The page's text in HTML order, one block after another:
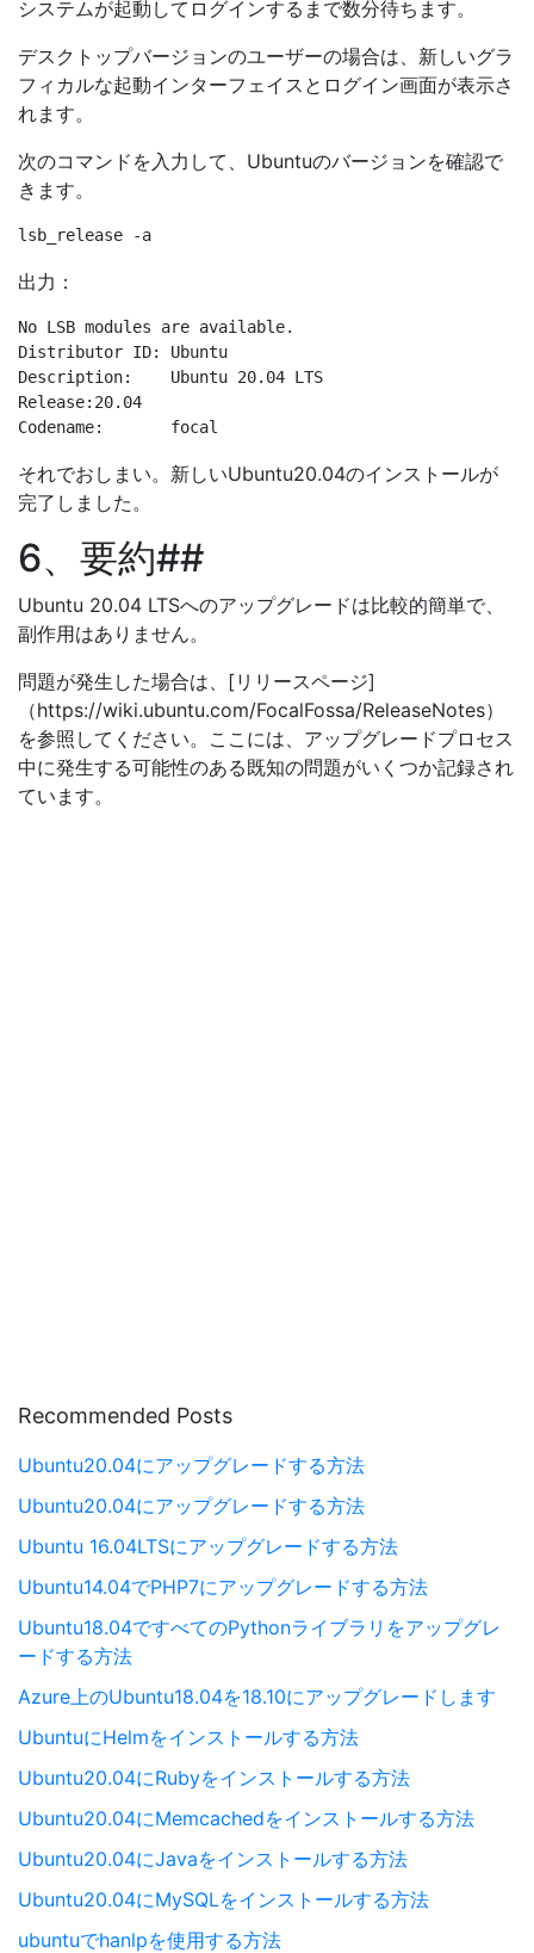
システムが起動してログインするまで数分待ちます。
デスクトップバージョンのユーザーの場合は、新しいグラ
フィカルな起動インターフェイスとログイン画面が表示さ
れます。
次のコマンドを入力して、Ubuntuのバージョンを確認で
きます。
出力：
No LSB modules are available.
Distributor ID:	Ubuntu
Description:	Ubuntu 20.04 LTS
Release:20.04
それでおしまい。新しいUbuntu20.04のインストールが
完了しました。
6、要約##
Ubuntu 20.04 LTSへのアップグレードは比較的簡単で、
副作用はありません。
問題が発生した場合は、[リリースページ]
（https://wiki.ubuntu.com/FocalFossa/ReleaseNotes）
を参照してください。ここには、アップグレードプロセス
中に発生する可能性のある既知の問題がいくつか記録され
ています。
Recommended Posts
Ubuntu20.04にアップグレードする方法
Ubuntu20.04にアップグレードする方法
Ubuntu 16.04LTSにアップグレードする方法
Ubuntu14.04でPHP7にアップグレードする方法
Ubuntu18.04ですべてのPythonライブラリをアップグレ
ードする方法
Azure上のUbuntu18.04を18.10にアップグレードします
UbuntuにHelmをインストールする方法
Ubuntu20.04にRubyをインストールする方法
Ubuntu20.04にMemcachedをインストールする方法
Ubuntu20.04にJavaをインストールする方法
Ubuntu20.04にMySQLをインストールする方法
ubuntuでhanlpを使用する方法